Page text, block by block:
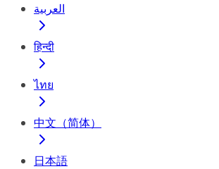
العربية
हिन्दी
ไทย
中文（简体）
日本語